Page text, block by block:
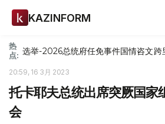
KAZINFORM
热
点: 选举-2026总统府任免事件国情咨文跨
20:59, 16 3月 2023
托卡耶夫总统出席突厥国家
会